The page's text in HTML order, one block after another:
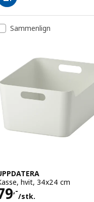
Sammenlign
hvit, 34x24 cm
,-
/stk.
79,-/stk.